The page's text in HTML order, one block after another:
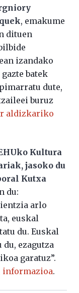
, emakume
dituen
izandako
batek
dute,
buruz
aldizkariko
Kultura
jasoko du
Kutxa
du:
arlo
euskal
du. Euskal
ezagutza
garatuz”.
informazioa.